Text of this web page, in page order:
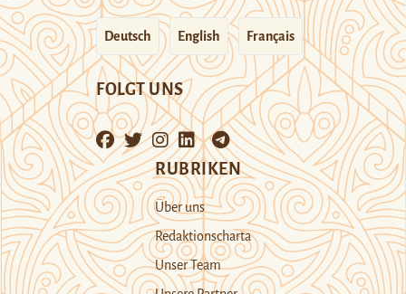
Deutsch English Français
FOLGT UNS
RUBRIKEN
Über uns
Redaktionscharta
Unser Team